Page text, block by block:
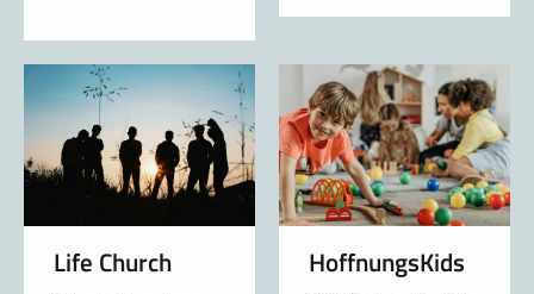
Life Church HoffnungsKids